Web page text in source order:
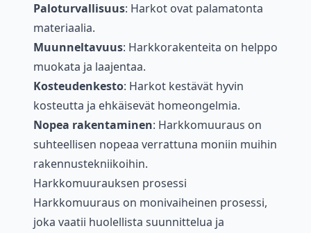
Paloturvallisuus: Harkot ovat palamatonta
materiaalia.
Muunneltavuus: Harkkorakenteita on helppo
muokata ja laajentaa.
Kosteudenkesto: Harkot kestävät hyvin
kosteutta ja ehkäisevät homeongelmia.
Nopea rakentaminen: Harkkomuuraus on
suhteellisen nopeaa verrattuna moniin muihin
rakennustekniikoihin.
Harkkomuurauksen prosessi
Harkkomuuraus on monivaiheinen prosessi,
joka vaatii huolellista suunnittelua ja